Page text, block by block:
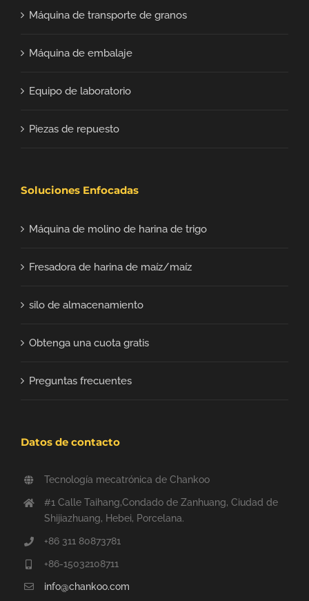
Máquina de transporte de granos
Máquina de embalaje
Equipo de laboratorio
Piezas de repuesto
Soluciones Enfocadas
Máquina de molino de harina de trigo
Fresadora de harina de maíz/maíz
silo de almacenamiento
Obtenga una cuota gratis
Preguntas frecuentes
Datos de contacto
Tecnología mecatrónica de Chankoo
#1 Calle Taihang,Condado de Zanhuang, Ciudad de
Shijiazhuang, Hebei, Porcelana.
+86 311 80873781
+86-15032108711
info@chankoo.com